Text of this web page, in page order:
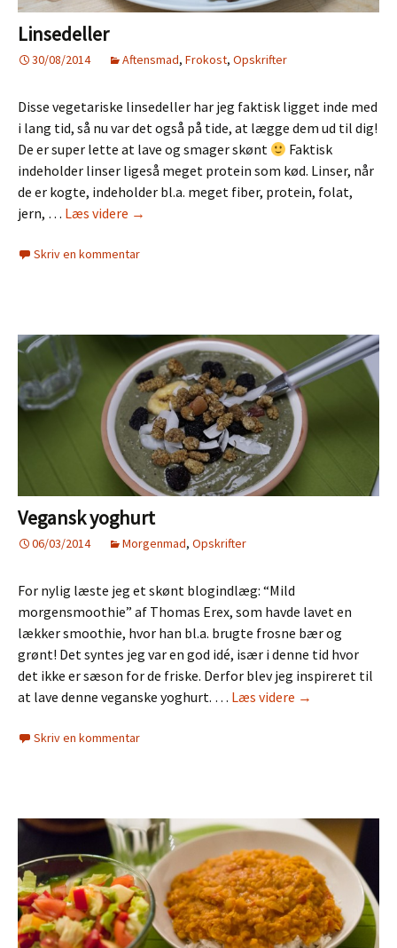
Linsedeller
30/08/2014 Aftensmad, Frokost, Opskrifter
Disse vegetariske linsedeller har jeg faktisk ligget inde med
i lang tid, så nu var det også på tide, at lægge dem ud til dig!
De er super lette at lave og smager skønt
Faktisk
indeholder linser ligeså meget protein som kød. Linser, når
de er kogte, indeholder bl.a. meget fiber, protein, folat,
jern, … Læs videre Linsedeller
→
Skriv en kommentar
Vegansk yoghurt
06/03/2014 Morgenmad, Opskrifter
For nylig læste jeg et skønt blogindlæg: “Mild
morgensmoothie” af Thomas Erex, som havde lavet en
lækker smoothie, hvor han bl.a. brugte frosne bær og
grønt! Det syntes jeg var en god idé, især i denne tid hvor
det ikke er sæson for de friske. Derfor blev jeg inspireret til
at lave denne veganske yoghurt. … Læs videre Vegansk
→
Skriv en kommentar